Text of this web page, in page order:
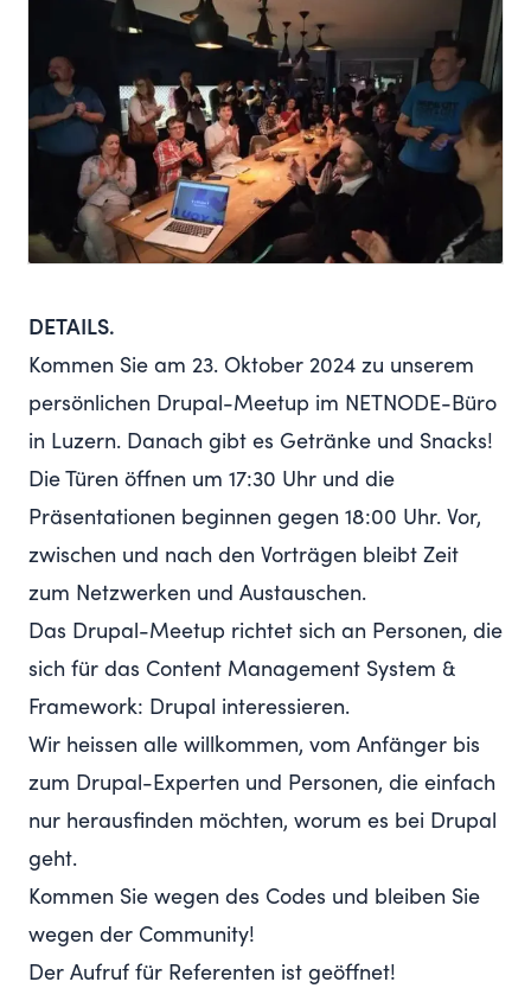
DETAILS.
Kommen Sie am 23. Oktober 2024 zu unserem
persönlichen Drupal-Meetup im NETNODE-Büro
in Luzern. Danach gibt es Getränke und Snacks!
Die Türen öffnen um 17:30 Uhr und die
Präsentationen beginnen gegen 18:00 Uhr. Vor,
zwischen und nach den Vorträgen bleibt Zeit
zum Netzwerken und Austauschen.
Das Drupal-Meetup richtet sich an Personen, die
sich für das Content Management System &
Framework: Drupal interessieren.
Wir heissen alle willkommen, vom Anfänger bis
zum Drupal-Experten und Personen, die einfach
nur herausfinden möchten, worum es bei Drupal
geht.
Kommen Sie wegen des Codes und bleiben Sie
wegen der Community!
Der Aufruf für Referenten ist geöffnet!